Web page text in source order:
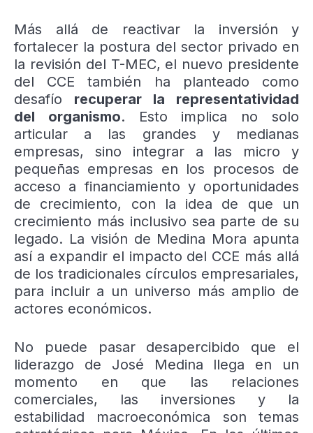
Más allá de reactivar la inversión y
fortalecer la postura del sector privado en
la revisión del T-MEC, el nuevo presidente
del CCE también ha planteado como
desafío recuperar la representatividad
del organismo. Esto implica no solo
articular a las grandes y medianas
empresas, sino integrar a las micro y
pequeñas empresas en los procesos de
acceso a financiamiento y oportunidades
de crecimiento, con la idea de que un
crecimiento más inclusivo sea parte de su
legado. La visión de Medina Mora apunta
así a expandir el impacto del CCE más allá
de los tradicionales círculos empresariales,
para incluir a un universo más amplio de
actores económicos.
No puede pasar desapercibido que el
liderazgo de José Medina llega en un
momento en que las relaciones
comerciales, las inversiones y la
estabilidad macroeconómica son temas